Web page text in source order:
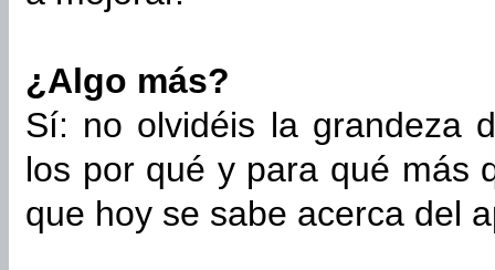
¿Algo más?
Sí: no olvidéis la grandeza
los por qué y para qué más
que hoy se sabe acerca del